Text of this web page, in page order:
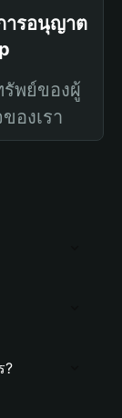
ารอนุญาต
พย์ของผู้
องเรา
?